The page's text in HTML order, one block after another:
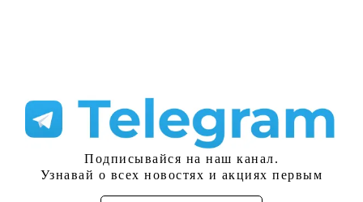
Подписывайся на наш канал.
Узнавай о всех новостях и акциях первым